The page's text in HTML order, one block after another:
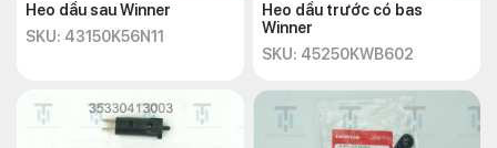
Heo dầu sau Winner
SKU: 43150K56N11
Heo dầu trước có bas
Winner
SKU: 45250KWB602